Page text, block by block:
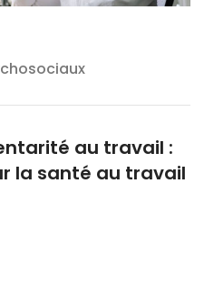
au travail :
la santé au travail